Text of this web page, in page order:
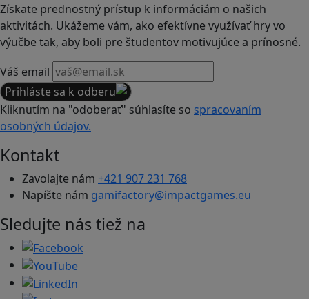
Získate prednostný prístup k informáciám o našich
aktivitách. Ukážeme vám, ako efektívne využívať hry vo
výučbe tak, aby boli pre študentov motivujúce a prínosné.
Váš email
Prihláste sa k odberu
Kliknutím na "odoberať" súhlasíte so spracovaním
osobných údajov.
Kontakt
Zavolajte nám +421 907 231 768
Napíšte nám gamifactory@impactgames.eu
Sledujte nás tiež na